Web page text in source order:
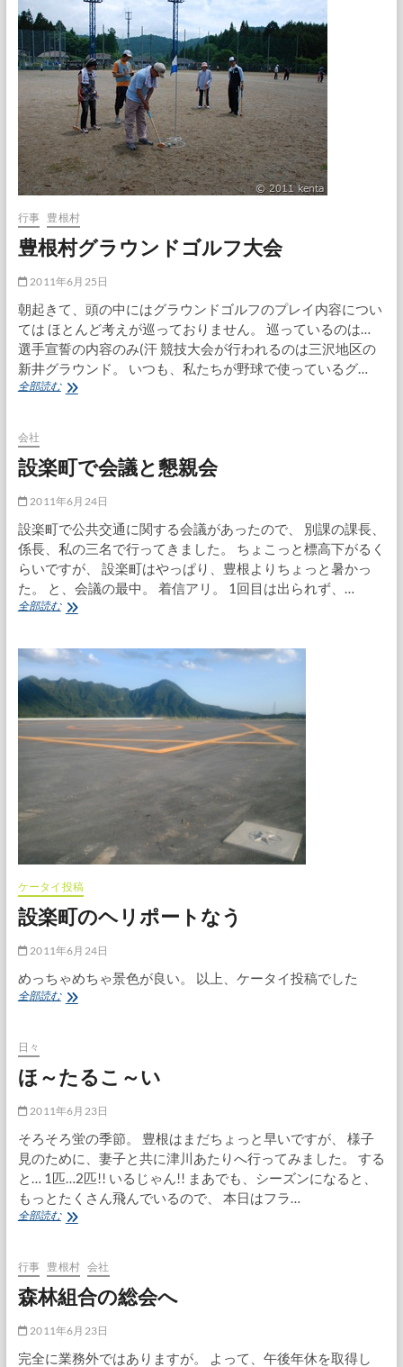
行事 豊根村
豊根村グラウンドゴルフ大会
2011年6月25日
朝起きて、頭の中にはグラウンドゴルフのプレイ内容につい
ては ほとんど考えが巡っておりません。 巡っているのは…
選手宣誓の内容のみ(汗 競技大会が行われるのは三沢地区の
新井グラウンド。 いつも、私たちが野球で使っているグ…
全部読む豊
ウ
ド
ル
フ
大
会
会社
設楽町で会議と懇親会
2011年6月24日
設楽町で公共交通に関する会議があったので、 別課の課長、
係長、私の三名で行ってきました。 ちょこっと標高下がるく
らいですが、 設楽町はやっぱり、豊根よりちょっと暑かっ
た。 と、会議の最中。 着信アリ。 1回目は出られず、…
全部読む設
で
議
と
懇
親
ケータイ投稿
設楽町のヘリポートなう
2011年6月24日
めっちゃめちゃ景色が良い。 以上、ケータイ投稿でした
全部読む設
リ
ー
な
う
日々
ほ～たるこ～い
2011年6月23日
そろそろ蛍の季節。 豊根はまだちょっと早いですが、 様子
見のために、妻子と共に津川あたりへ行ってみました。 する
と… 1匹…2匹!! いるじゃん!! まあでも、シーズンになると、
もっとたくさん飛んでいるので、 本日はフラ…
全部読むほ
る
こ
～
行事 豊根村 会社
森林組合の総会へ
2011年6月23日
完全に業務外ではありますが。 よって、午後年休を取得し